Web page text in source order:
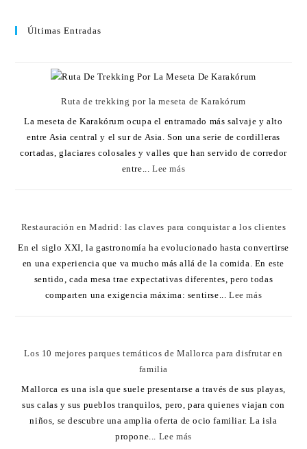
Últimas Entradas
Ruta de trekking por la meseta de Karakórum
La meseta de Karakórum ocupa el entramado más salvaje y alto
entre Asia central y el sur de Asia. Son una serie de cordilleras
cortadas, glaciares colosales y valles que han servido de corredor
entre...Lee más
Restauración en Madrid: las claves para conquistar a los clientes
En el siglo XXI, la gastronomía ha evolucionado hasta convertirse
en una experiencia que va mucho más allá de la comida. En este
sentido, cada mesa trae expectativas diferentes, pero todas
comparten una exigencia máxima: sentirse...Lee más
Los 10 mejores parques temáticos de Mallorca para disfrutar en
familia
Mallorca es una isla que suele presentarse a través de sus playas,
sus calas y sus pueblos tranquilos, pero, para quienes viajan con
niños, se descubre una amplia oferta de ocio familiar. La isla
propone... Lee más